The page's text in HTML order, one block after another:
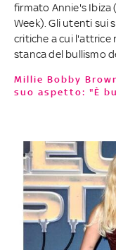
firmato Annie's Ibiza
Week). Gli utenti sui
critiche a cui l'attrice
stanca del bullismo
Millie Bobby Brown contro la stampa che critica il
suo aspetto: "È